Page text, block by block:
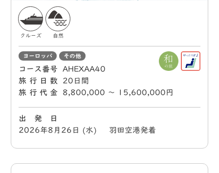
クルーズ 自然
ヨーロッパ その他
コース番号
AHEXAA40
旅行日数
20日間
旅行代金
8,800,000 〜 15,600,000円
出 発 日
2026年8月26日 (水) 羽田空港発着